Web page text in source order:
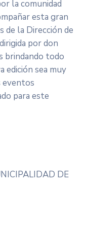
la comunidad
esta gran
de la Dirección de
por don
brindando todo
edición sea muy
eventos
para este
DE